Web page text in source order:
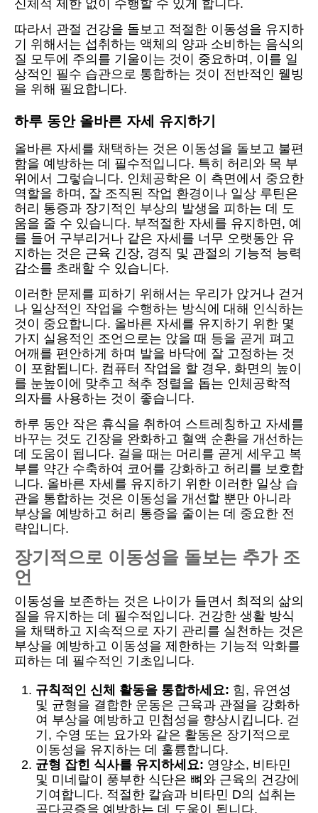
신체적 제한 없이 수행할 수 있게 합니다.
따라서 관절 건강을 돌보고 적절한 이동성을 유지하
기 위해서는 섭취하는 액체의 양과 소비하는 음식의
질 모두에 주의를 기울이는 것이 중요하며, 이를 일
상적인 필수 습관으로 통합하는 것이 전반적인 웰빙
을 위해 필요합니다.
하루 동안 올바른 자세 유지하기
올바른 자세를 채택하는 것은 이동성을 돌보고 불편
함을 예방하는 데 필수적입니다. 특히 허리와 목 부
위에서 그렇습니다. 인체공학은 이 측면에서 중요한
역할을 하며, 잘 조직된 작업 환경이나 일상 루틴은
허리 통증과 장기적인 부상의 발생을 피하는 데 도
움을 줄 수 있습니다. 부적절한 자세를 유지하면, 예
를 들어 구부리거나 같은 자세를 너무 오랫동안 유
지하는 것은 근육 긴장, 경직 및 관절의 기능적 능력
감소를 초래할 수 있습니다.
이러한 문제를 피하기 위해서는 우리가 앉거나 걷거
나 일상적인 작업을 수행하는 방식에 대해 인식하는
것이 중요합니다. 올바른 자세를 유지하기 위한 몇
가지 실용적인 조언으로는 앉을 때 등을 곧게 펴고
어깨를 편안하게 하며 발을 바닥에 잘 고정하는 것
이 포함됩니다. 컴퓨터 작업을 할 경우, 화면의 높이
를 눈높이에 맞추고 척추 정렬을 돕는 인체공학적
의자를 사용하는 것이 좋습니다.
하루 동안 작은 휴식을 취하여 스트레칭하고 자세를
바꾸는 것도 긴장을 완화하고 혈액 순환을 개선하는
데 도움이 됩니다. 걸을 때는 머리를 곧게 세우고 복
부를 약간 수축하여 코어를 강화하고 허리를 보호합
니다. 올바른 자세를 유지하기 위한 이러한 일상 습
관을 통합하는 것은 이동성을 개선할 뿐만 아니라
부상을 예방하고 허리 통증을 줄이는 데 중요한 전
략입니다.
장기적으로 이동성을 돌보는 추가 조
언
이동성을 보존하는 것은 나이가 들면서 최적의 삶의
질을 유지하는 데 필수적입니다. 건강한 생활 방식
을 채택하고 지속적으로 자기 관리를 실천하는 것은
부상을 예방하고 이동성을 제한하는 기능적 악화를
피하는 데 필수적인 기초입니다.
규칙적인 신체 활동을 통합하세요: 힘, 유연성
및 균형을 결합한 운동은 근육과 관절을 강화하
여 부상을 예방하고 민첩성을 향상시킵니다. 걷
기, 수영 또는 요가와 같은 활동은 장기적으로
이동성을 유지하는 데 훌륭합니다.
균형 잡힌 식사를 유지하세요: 영양소, 비타민
및 미네랄이 풍부한 식단은 뼈와 근육의 건강에
기여합니다. 적절한 칼슘과 비타민 D의 섭취는
골다공증을 예방하는 데 도움이 됩니다.